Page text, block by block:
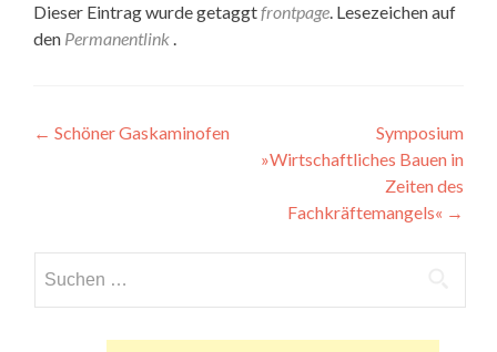
Dieser Eintrag wurde getaggtfrontpage. Lesezeichen auf
den Permanentlink .
Beitragsnavigation
← Schöner Gaskaminofen
Symposium
»Wirtschaftliches Bauen in
Zeiten des
Fachkräftemangels« →
nach: